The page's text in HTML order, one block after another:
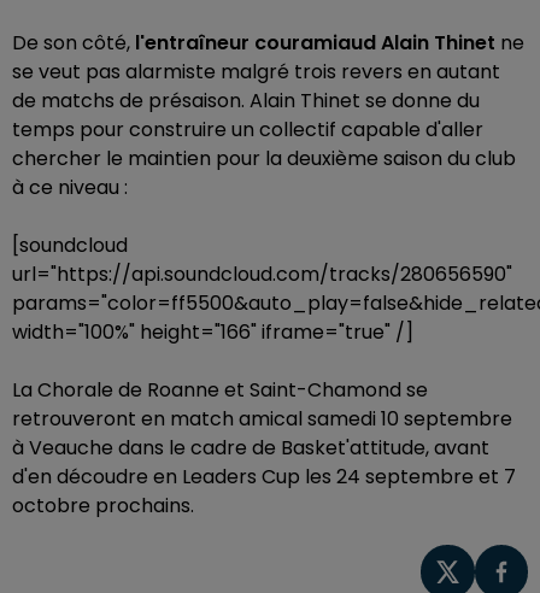
De son côté, l'entraîneur couramiaud Alain Thinet ne
se veut pas alarmiste malgré trois revers en autant
de matchs de présaison. Alain Thinet se donne du
temps pour construire un collectif capable d'aller
chercher le maintien pour la deuxième saison du club
à ce niveau :
[soundcloud
url="https://api.soundcloud.com/tracks/280656590"
width="100%" height="166" iframe="true" /]
La Chorale de Roanne et Saint-Chamond se
retrouveront en match amical samedi 10 septembre
à Veauche dans le cadre de Basket'attitude, avant
d'en découdre en Leaders Cup les 24 septembre et 7
octobre prochains.